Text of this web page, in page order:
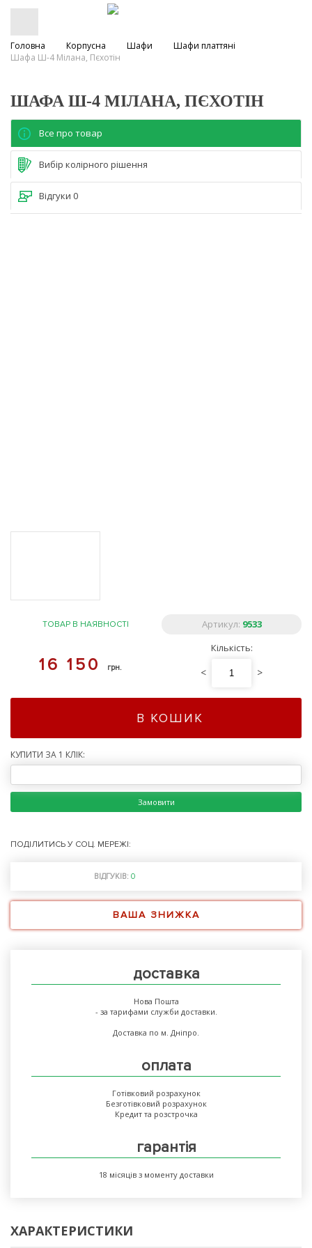
Головна Корпусна Шафи
Шафи платтяні
Шафа Ш-4 Мілана, Пєхотін
ШАФА Ш-4 МІЛАНА, ПЄХОТІН
Все про товар
Вибір колірного рішення
Відгуки 0
ТОВАР В НАЯВНОСТІ Артикул: 9533
16 150 грн.
Кількість:
< >
В КОШИК
КУПИТИ ЗА 1 КЛІК:
Замовити
ПОДІЛИТИСЬ У СОЦ. МЕРЕЖІ:
ВІДГУКІВ: 0
ВАША ЗНИЖКА
доставка
Нова Пошта
- за тарифами служби доставки.
Доставка по м. Дніпро.
оплата
Готівковий розрахунок
Безготівковий розрахунок
Кредит та розстрочка
гарантія
18 місяців з моменту доставки
ХАРАКТЕРИСТИКИ